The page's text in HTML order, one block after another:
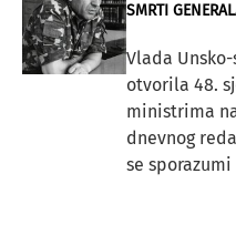
SMRTI
Vlada
otvorila 48.
ministrima
dnevnog
se